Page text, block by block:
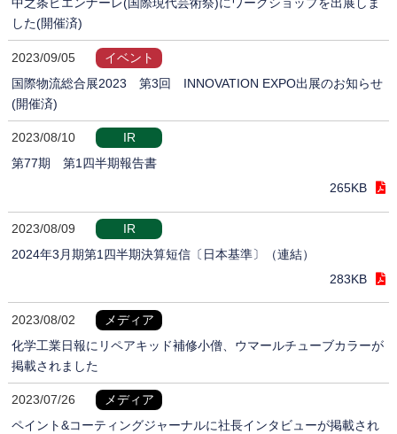
した(開催済)
2023/09/05
イベント
国際物流総合展2023 第3回 INNOVATION EXPO出展のお知らせ
(開催済)
2023/08/10
IR
第77期 第1四半期報告書
265KB
2023/08/09
IR
2024年3月期第1四半期決算短信〔日本基準〕（連結）
283KB
2023/08/02
メディア
化学工業日報にリペアキッド補修小僧、ウマールチューブカラーが
掲載されました
2023/07/26
メディア
ペイント&コーティングジャーナルに社長インタビューが掲載され